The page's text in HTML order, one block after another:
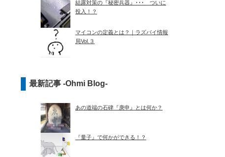
結露対策の『秘密兵器』･･･ ついに
投入！？
マイコンの定義とは？｜ラズパイ情報
局Vol.３
最新記事 -Ohmi Blog-
あの道端の石碑『庚申』とは何か？
『量子』で何かができる！？